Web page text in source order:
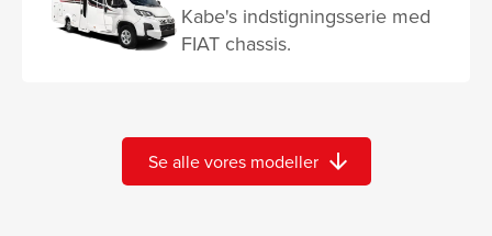
Kabe's indstigningsserie med
FIAT chassis.
Se alle vores modeller arrow_downward